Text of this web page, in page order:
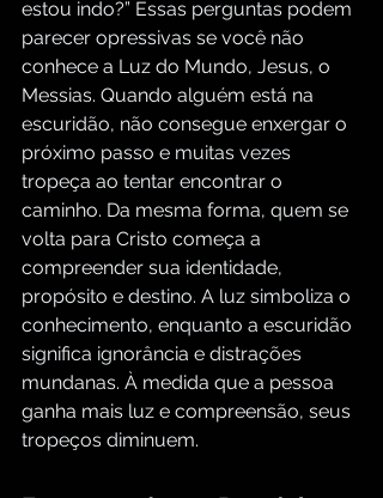
estou indo?” Essas perguntas podem
parecer opressivas se você não
conhece a Luz do Mundo, Jesus, o
Messias. Quando alguém está na
escuridão, não consegue enxergar o
próximo passo e muitas vezes
tropeça ao tentar encontrar o
caminho. Da mesma forma, quem se
volta para Cristo começa a
compreender sua identidade,
propósito e destino. A luz simboliza o
conhecimento, enquanto a escuridão
significa ignorância e distrações
mundanas. À medida que a pessoa
ganha mais luz e compreensão, seus
tropeços diminuem.